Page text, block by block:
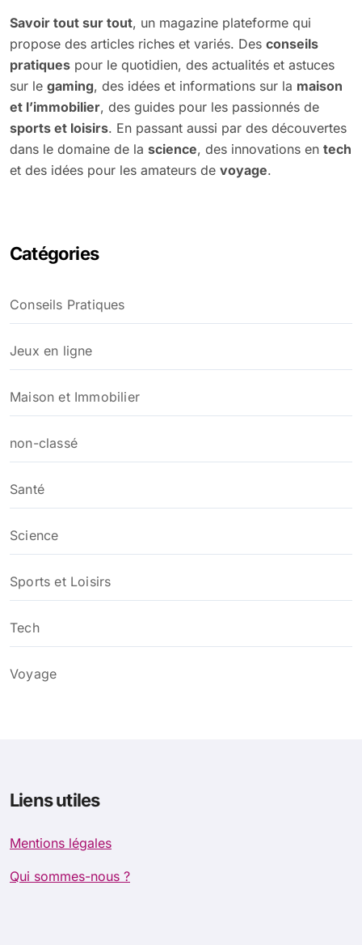
Savoir tout sur tout, un magazine plateforme qui
propose des articles riches et variés. Des conseils
pratiques pour le quotidien, des actualités et astuces
sur le gaming, des idées et informations sur la maison
et l’immobilier, des guides pour les passionnés de
sports et loisirs. En passant aussi par des découvertes
dans le domaine de la science, des innovations en tech
et des idées pour les amateurs de voyage.
Catégories
Conseils Pratiques
Jeux en ligne
Maison et Immobilier
non-classé
Santé
Science
Sports et Loisirs
Tech
Voyage
Liens utiles
Mentions légales
Qui sommes-nous ?